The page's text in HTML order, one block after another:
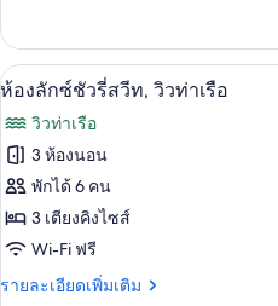
กดับเบิล
เกี่ยว
กับ
ห้อง
สิ
กดับเบิล
เปิด
ภาพถ่าย
ทั้งหมด
ของ
ห้อง
ลัก
ซ์ชัว
6
ห้องลักซ์ชัวรี่สวีท, วิวท่าเรือ
วิวท่าเรือ
3 ห้องนอน
พักได้ 6 คน
3 เตียงคิงไซส์
Wi-Fi ฟรี
รายละเอียดเพิ่มเติม
ราย